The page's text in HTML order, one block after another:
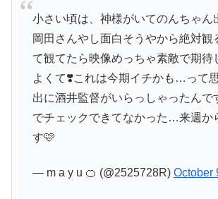
小さい頃は、神様がいてのんちゃん
岡田さんやし面白そうやから絶対観
て観てたら映像めっちゃ素敵で期待
よくて❣️これは今期イチかも…って
出に酒井監督がいらっしゃったんで
でチェックできてなかった…来週か
す🩷
— m a y u 🍊 (@2525728R) October